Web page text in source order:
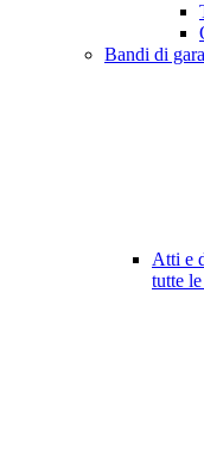
Bandi di
Atti e
tutte